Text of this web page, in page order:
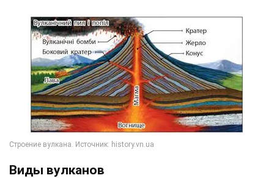
Виды вулканов